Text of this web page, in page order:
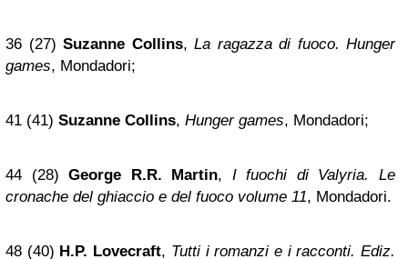
36 (27) Suzanne Collins, La ragazza di fuoco. Hunger
games, Mondadori;
41 (41) Suzanne Collins, Hunger games, Mondadori;
44 (28)George R.R. Martin, I fuochi di Valyria. Le
cronache del ghiaccio e del fuoco volume 11, Mondadori.
48 (40) H.P. Lovecraft, Tutti i romanzi e i racconti. Ediz.